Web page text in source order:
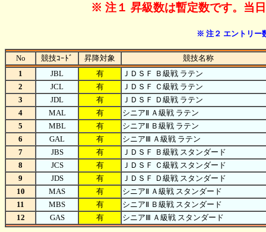
※ 注１ 昇級数は暫定数です。当
※ 注２ エントリー
No 競技ｺｰﾄﾞ 昇降対象
競技名称
1
JBL 有
ＪＤＳＦ Ｂ級戦 ラテン
2
JCL 有
ＪＤＳＦ Ｃ級戦 ラテン
3
JDL 有
ＪＤＳＦ Ｄ級戦 ラテン
4
MAL 有
シニアⅡ Ａ級戦 ラテン
5
MBL 有
シニアⅡ Ｂ級戦 ラテン
6
GAL 有
シニアⅢ Ａ級戦 ラテン
7
JBS 有
ＪＤＳＦ Ｂ級戦 スタンダード
8
JCS 有
ＪＤＳＦ Ｃ級戦 スタンダード
9
JDS 有
ＪＤＳＦ Ｄ級戦 スタンダード
10
MAS 有
シニアⅡ Ａ級戦 スタンダード
11
MBS 有
シニアⅡ Ｂ級戦 スタンダード
12
GAS 有 シニアⅢ Ａ級戦 スタンダード